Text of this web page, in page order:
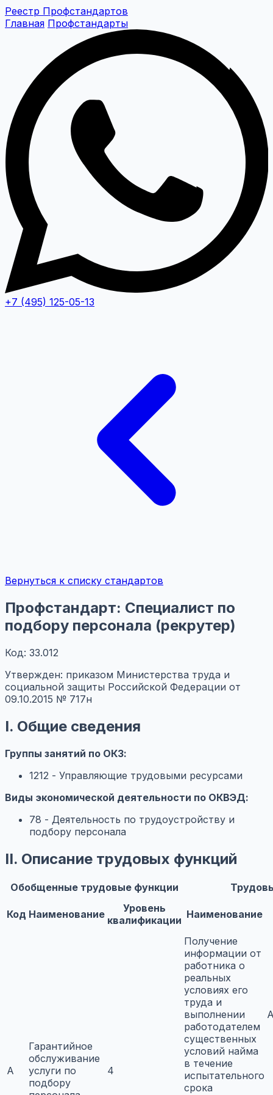
Реестр Профстандартов
Главная Профстандарты
+7 (495) 125-05-13
Вернуться к списку стандартов
Профстандарт: Специалист по
подбору персонала (рекрутер)
Код: 33.012
Утвержден: приказом Министерства труда и
социальной защиты Российской Федерации от
09.10.2015 № 717н
I. Общие сведения
Группы занятий по ОКЗ:
1212 - Управляющие трудовыми ресурсами
Виды экономической деятельности по ОКВЭД:
78 - Деятельность по трудоустройству и
подбору персонала
II. Описание трудовых функций
Обобщенные трудовые функции
Код Наименование
Уровень
квалификации Наименование
A
Гарантийное
обслуживание
услуги по
подбору
4
Получение
информации от
работника о
реальных
условиях его
труда и
выполнении
работодателем
существенных
условий найма
в течение
испытательного
срока